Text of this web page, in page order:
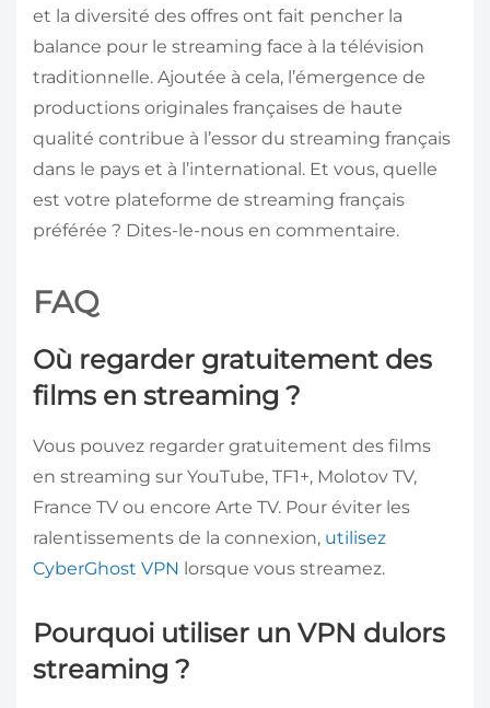
et la diversité des offres ont fait pencher la
balance pour le streaming face à la télévision
traditionnelle. Ajoutée à cela, l’émergence de
productions originales françaises de haute
qualité contribue à l’essor du streaming français
dans le pays et à l’international. Et vous, quelle
est votre plateforme de streaming français
préférée ? Dites-le-nous en commentaire.
FAQ
Où regarder gratuitement des
films en streaming ?
Vous pouvez regarder gratuitement des films
en streaming sur YouTube, TF1+, Molotov TV,
France TV ou encore Arte TV. Pour éviter les
ralentissements de la connexion, utilisez
CyberGhost VPN lorsque vous streamez.
Pourquoi utiliser un VPN dulors
streaming ?